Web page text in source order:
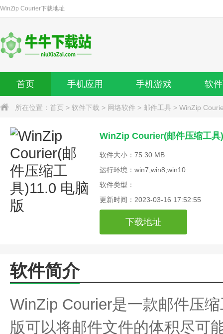
WinZip Courier下载地址
首页 手机应用 手机游戏 软
所在位置： 首页 > 软件下载 > 网络软件 > 邮件工具 > WinZip
WinZip Courier(邮件压缩工具
软件大小：75.30 MB
运行环境：win7,win8,win10
软件类型：
更新时间：2023-03-16 17:52:55
下载地址
软件简介
WinZip Courier是一款邮件压
版可以将邮件文件的体积尽可